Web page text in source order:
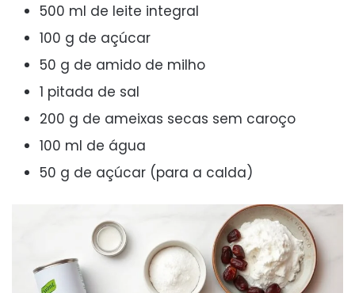
500 ml de leite integral
100 g de açúcar
50 g de amido de milho
1 pitada de sal
200 g de ameixas secas sem caroço
100 ml de água
50 g de açúcar (para a calda)